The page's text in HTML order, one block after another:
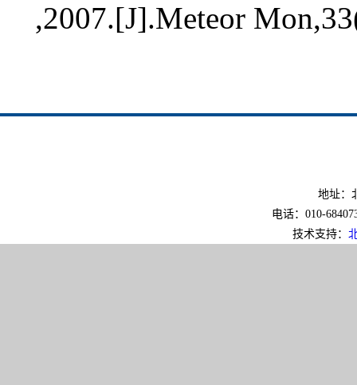
,2007.[J].Meteor
地址：
电话：010-
技术支持：